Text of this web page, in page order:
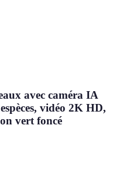
avec caméra IA
vidéo 2K HD,
vert foncé